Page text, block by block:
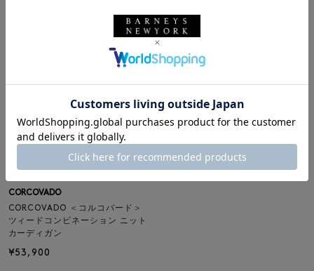
CORCOVADO
CORCOVADO ＜コルコバード＞
ツィードコンビネーション ニット
カーディガン
¥53,900